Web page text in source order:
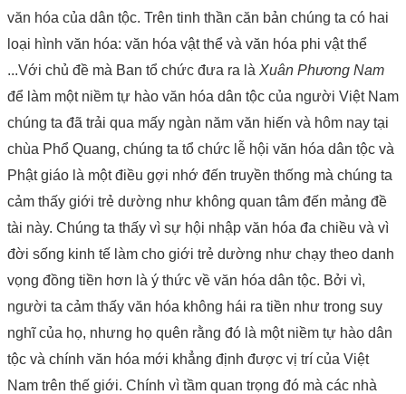
văn hóa của dân tộc. Trên tinh thần căn bản chúng ta có hai
loại hình văn hóa: văn hóa vật thể và văn hóa phi vật thể
...Với chủ đề mà Ban tổ chức đưa ra là Xuân Phương Nam
để làm một niềm tự hào văn hóa dân tộc của người Việt Nam
chúng ta đã trải qua mấy ngàn năm văn hiến và hôm nay tại
chùa Phổ Quang, chúng ta tổ chức lễ hội văn hóa dân tộc và
Phật giáo là một điều gợi nhớ đến truyền thống mà chúng ta
cảm thấy giới trẻ dường như không quan tâm đến mảng đề
tài này. Chúng ta thấy vì sự hội nhập văn hóa đa chiều và vì
đời sống kinh tế làm cho giới trẻ dường như chạy theo danh
vọng đồng tiền hơn là ý thức về văn hóa dân tộc. Bởi vì,
người ta cảm thấy văn hóa không hái ra tiền như trong suy
nghĩ của họ, nhưng họ quên rằng đó là một niềm tự hào dân
tộc và chính văn hóa mới khẳng định được vị trí của Việt
Nam trên thế giới. Chính vì tầm quan trọng đó mà các nhà